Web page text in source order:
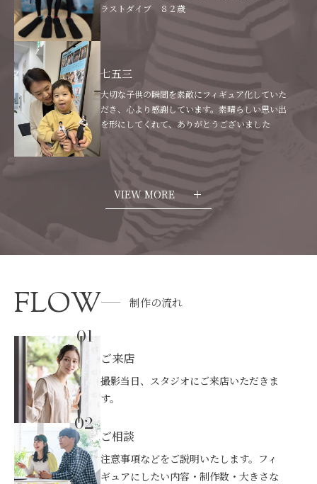
ラストダイブ ８２歳
七五三
大切な子供の瞬間を素敵にフィギュア化していた
だき、心より感謝しています。素晴らしい思い出
を形にしてくれて、ありがとうございました
VIEW MORE
FLOW 制作の流れ
01
ご来店
撮影当日、スタジオにご来店いただきま
す。
02
ご相談
注意事項などをご説明いたします。フィ
ギュアにしたい内容・制作数・大きさな